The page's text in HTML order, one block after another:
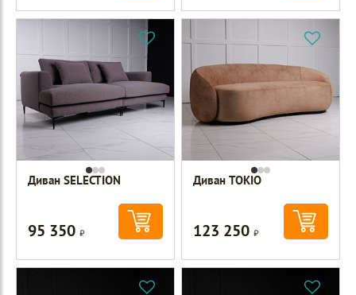
Диван SELECTION
95 350Р
Диван TOKIO
123 250Р